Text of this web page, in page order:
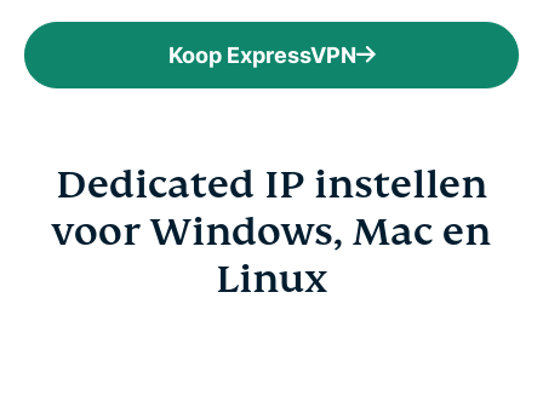
Koop ExpressVPN
Dedicated IP instellen
voor Windows, Mac en
Linux